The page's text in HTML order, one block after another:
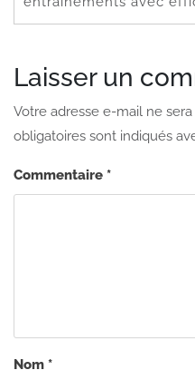
Laisser un
Votre adresse e-mail ne
obligatoires sont indiqués
Commentaire *
Nom *